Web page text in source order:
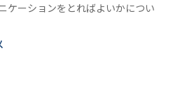
ケーションをとればよいかについ